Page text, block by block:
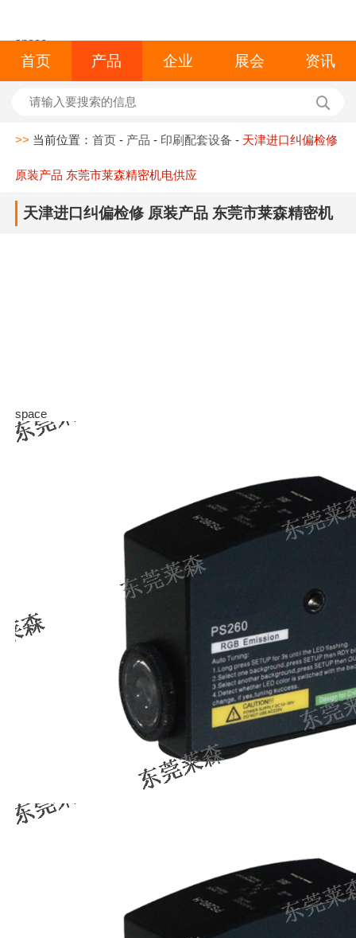
space
首页 产品 企业 展会 资讯
>> 当前位置：首页 - 产品 - 印刷配套设备 - 天津进口纠偏检修
原装产品 东莞市莱森精密机电供应
天津进口纠偏检修 原装产品 东莞市莱森精密机
space